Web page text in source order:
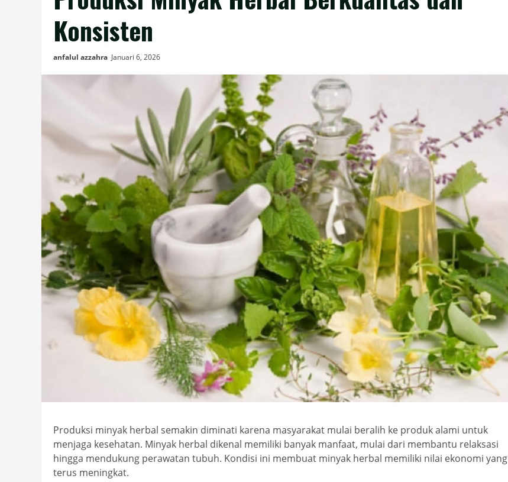
Konsisten
anfalul azzahra Januari 6, 2026
Produksi minyak herbal semakin diminati karena masyarakat mulai beralih ke produk alami untuk
menjaga kesehatan. Minyak herbal dikenal memiliki banyak manfaat, mulai dari membantu relaksasi
hingga mendukung perawatan tubuh. Kondisi ini membuat minyak herbal memiliki nilai ekonomi yang
terus meningkat.